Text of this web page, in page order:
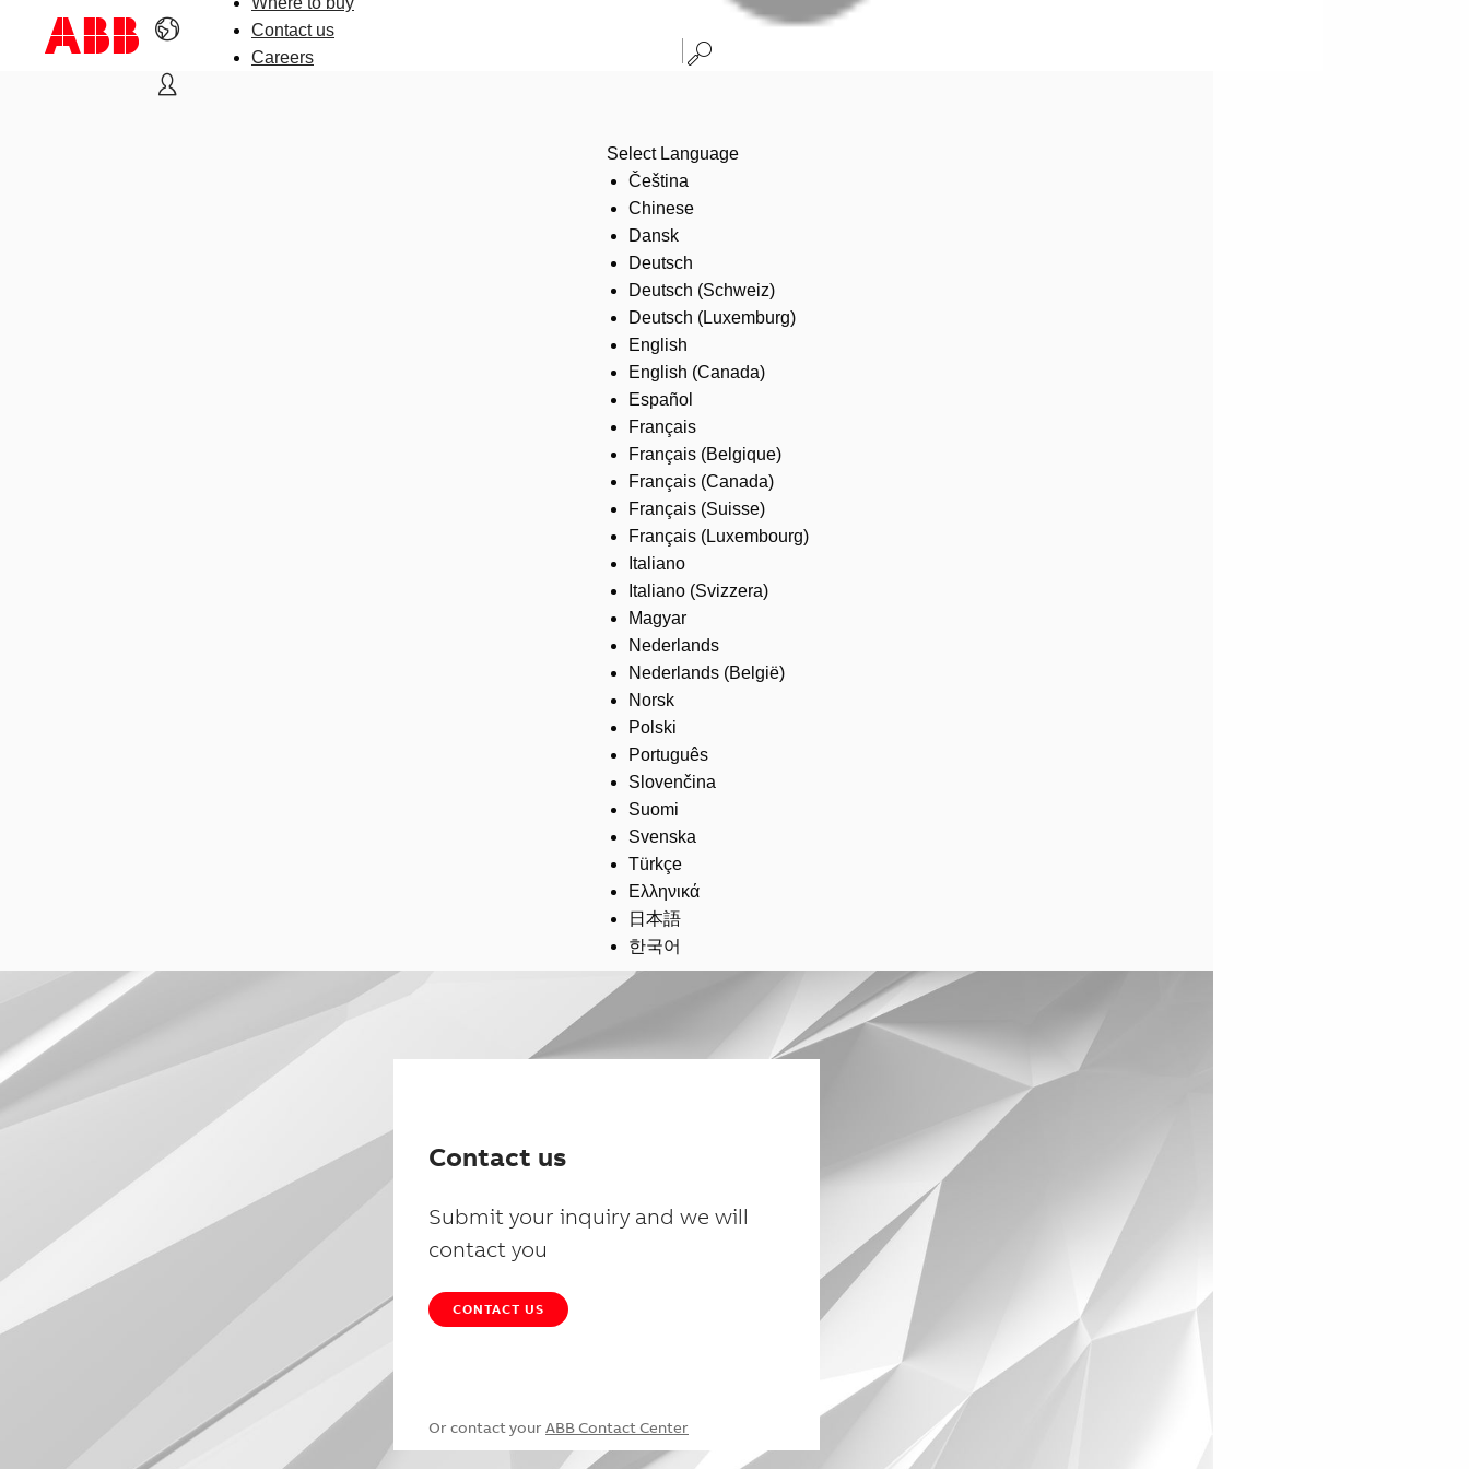
Contact us
Careers
Select Language
Čeština
Chinese
Dansk
Deutsch
Deutsch (Schweiz)
Deutsch (Luxemburg)
English
English (Canada)
Español
Français
Français (Belgique)
Français (Canada)
Français (Suisse)
Français (Luxembourg)
Italiano
Italiano (Svizzera)
Magyar
Nederlands
Nederlands (België)
Norsk
Polski
Português
Slovenčina
Suomi
Svenska
Türkçe
Ελληνικά
日本語
한국어
Contact us
Submit your inquiry and we will
contact you
CONTACT US
Or contact your ABB Contact Center